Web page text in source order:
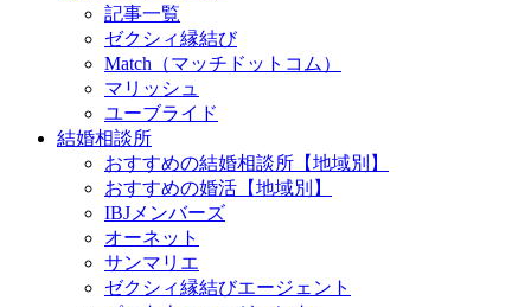
記事一覧
ゼクシィ縁結び
Match（マッチドットコム）
マリッシュ
ユーブライド
結婚相談所
おすすめの結婚相談所【地域別】
おすすめの婚活【地域別】
IBJメンバーズ
オーネット
サンマリエ
ゼクシィ縁結びエージェント